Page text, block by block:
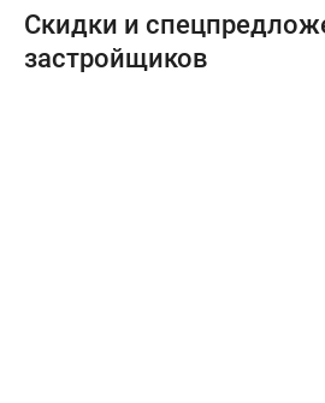
Скидки и
застройщиков